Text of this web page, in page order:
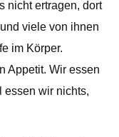
nicht ertragen, dort
viele von ihnen
im Körper.
Appetit. Wir essen
essen wir nichts,